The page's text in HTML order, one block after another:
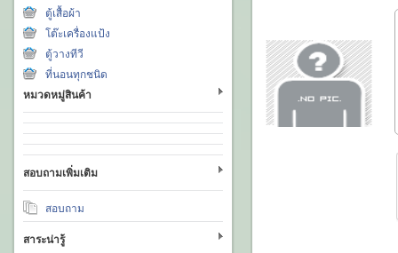
ตู้เสื้อผ้า
โต๊ะเครื่องแป้ง
ตู้วางทีวี
ที่นอนทุกชนิด
หมวดหมู่สินค้า
สอบถามเพิ่มเติม
สอบถาม
สาระน่ารู้